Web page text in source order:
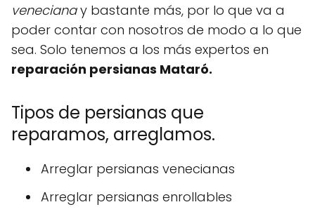
venecianay bastante más, por lo que va a
poder contar con nosotros de modo a lo que
sea. Solo tenemos a los más expertos en
reparación persianas Mataró.
Tipos de persianas que
reparamos, arreglamos.
Arreglar persianas venecianas
Arreglar persianas enrollables